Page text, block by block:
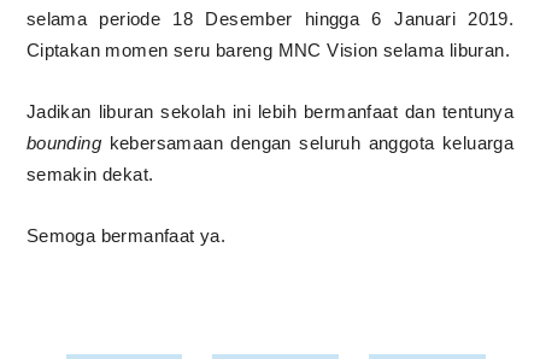
selama periode 18 Desember hingga 6 Januari 2019.
Ciptakan momen seru bareng MNC Vision selama liburan.
Jadikan liburan sekolah ini lebih bermanfaat dan tentunya
bounding kebersamaan dengan seluruh anggota keluarga
semakin dekat.
Semoga bermanfaat ya.